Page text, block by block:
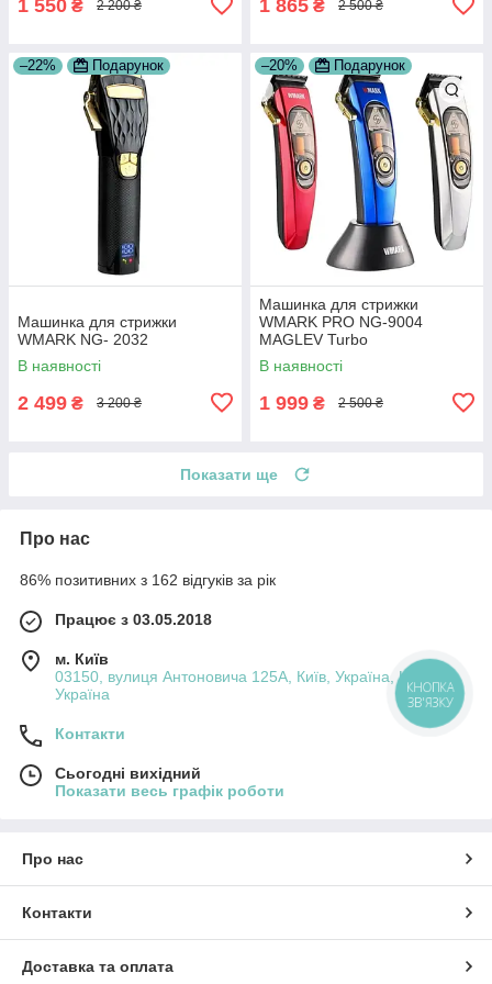
1 550 ₴ 2 200 ₴ 1 865 ₴ 2 500 ₴
–22% Подарунок
Машинка для стрижки
WMARK NG- 2032
В наявності
2 499 ₴ 3 200 ₴
–20% Подарунок
Машинка для стрижки
WMARK PRO NG-9004
MAGLEV Turbo
В наявності
1 999 ₴ 2 500 ₴
Показати ще
Про нас
86% позитивних з 162 відгуків за рік
Працює з 03.05.2018
м. Київ
03150, вулиця Антоновича 125А, Київ, Україна, Київ,
Україна
Контакти
Сьогодні вихідний
Показати весь графік роботи
Про нас
Контакти
Доставка та оплата
КНОПКА
ЗВ'ЯЗКУ